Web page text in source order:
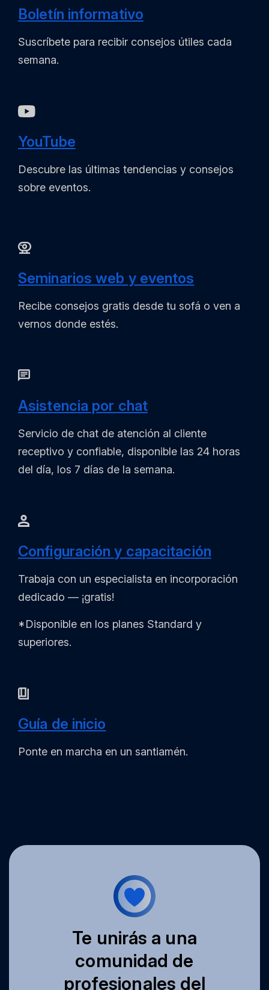
Boletín informativo
Suscríbete para recibir consejos útiles cada
semana.
YouTube
Descubre las últimas tendencias y consejos
sobre eventos.
Seminarios web y eventos
Recibe consejos gratis desde tu sofá o ven a
vernos donde estés.
Asistencia por chat
Servicio de chat de atención al cliente
receptivo y confiable, disponible las 24 horas
del día, los 7 días de la semana.
Configuración y capacitación
Trabaja con un especialista en incorporación
dedicado — ¡gratis!
*Disponible en los planes Standard y
superiores.
Guía de inicio
Ponte en marcha en un santiamén.
Te unirás a una
comunidad de
profesionales del